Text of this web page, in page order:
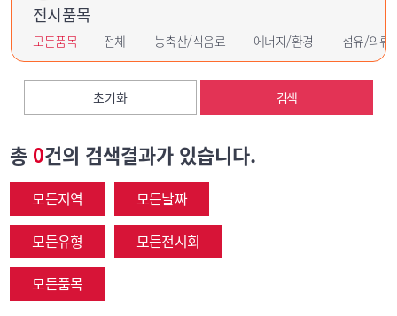
전시품목
모든품목 전체 농축산/식음료 에너지/환경 섬유/의류
초기화 검색
총 0건의 검색결과가 있습니다.
모든지역
모든날짜
모든유형
모든전시회
모든품목